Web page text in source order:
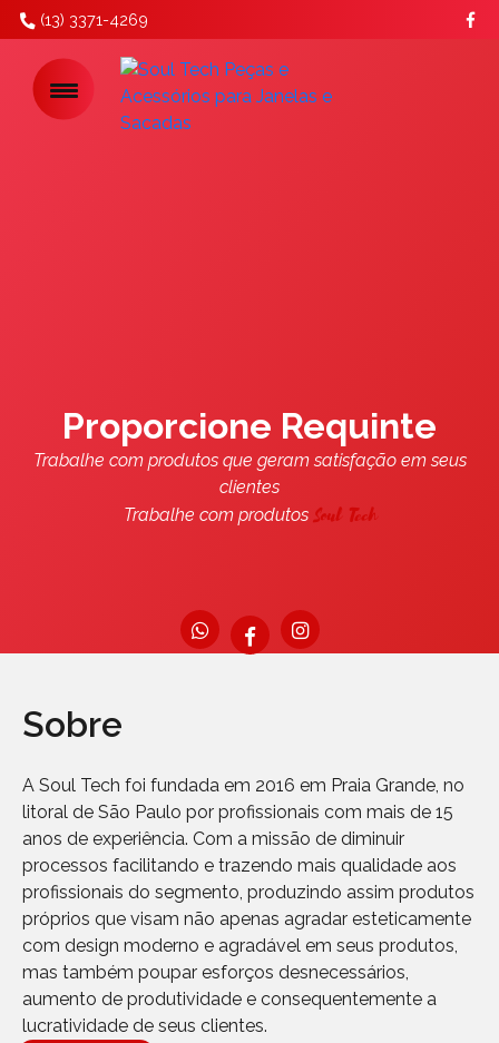
(13) 3371-4269
Proporcione Requinte
Trabalhe com produtos que geram satisfação em seus
clientes
Trabalhe com produtos Soul Tech
Sobre
A Soul Tech foi fundada em 2016 em Praia Grande, no
litoral de São Paulo por profissionais com mais de 15
anos de experiência. Com a missão de diminuir
processos facilitando e trazendo mais qualidade aos
profissionais do segmento, produzindo assim produtos
próprios que visam não apenas agradar esteticamente
com design moderno e agradável em seus produtos,
mas também poupar esforços desnecessários,
aumento de produtividade e consequentemente a
lucratividade de seus clientes.